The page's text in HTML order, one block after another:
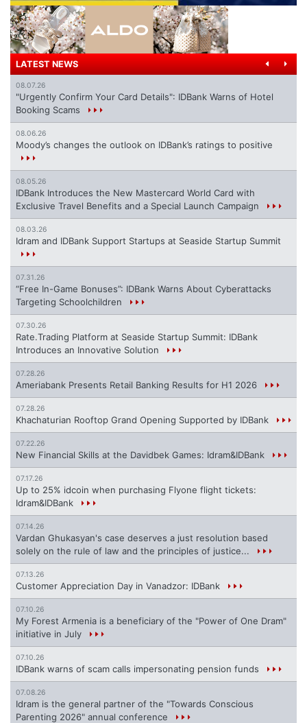
LATEST NEWS
08.07.26
"Urgently Confirm Your Card Details": IDBank Warns of Hotel
Booking Scams
08.06.26
Moody’s changes the outlook on IDBank’s ratings to positive
08.05.26
IDBank Introduces the New Mastercard World Card with
Exclusive Travel Benefits and a Special Launch Campaign
08.03.26
Idram and IDBank Support Startups at Seaside Startup Summit
07.31.26
“Free In-Game Bonuses”: IDBank Warns About Cyberattacks
Targeting Schoolchildren
07.30.26
Rate.Trading Platform at Seaside Startup Summit: IDBank
Introduces an Innovative Solution
07.28.26
Ameriabank Presents Retail Banking Results for H1 2026
07.28.26
Khachaturian Rooftop Grand Opening Supported by IDBank
07.22.26
New Financial Skills at the Davidbek Games: Idram&IDBank
07.17.26
Up to 25% idcoin when purchasing Flyone flight tickets:
Idram&IDBank
07.14.26
Vardan Ghukasyan's case deserves a just resolution based
solely on the rule of law and the principles of justice...
07.13.26
Customer Appreciation Day in Vanadzor: IDBank
07.10.26
My Forest Armenia is a beneficiary of the "Power of One Dram"
initiative in July
07.10.26
IDBank warns of scam calls impersonating pension funds
07.08.26
Idram is the general partner of the "Towards Conscious
Parenting 2026" annual conference